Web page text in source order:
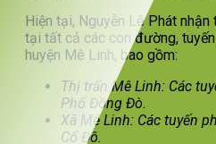
Hiện tại, Nguyễn Lê Phát
tại tất cả các con đường,
huyện Mê Linh, bao gồm:
Thị trấn Mê Linh: Các
Phố Đồng Đò.
Xã Mê Linh: Các tuyến
Cổ Đô.